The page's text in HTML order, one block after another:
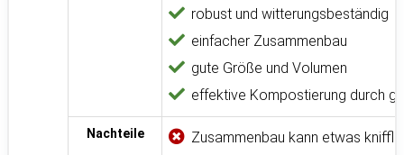
robust und witterungsbeständig
einfacher Zusammenbau
gute Größe und Volumen
effektive Kompostierung durch
Nachteile Zusammenbau kann etwas